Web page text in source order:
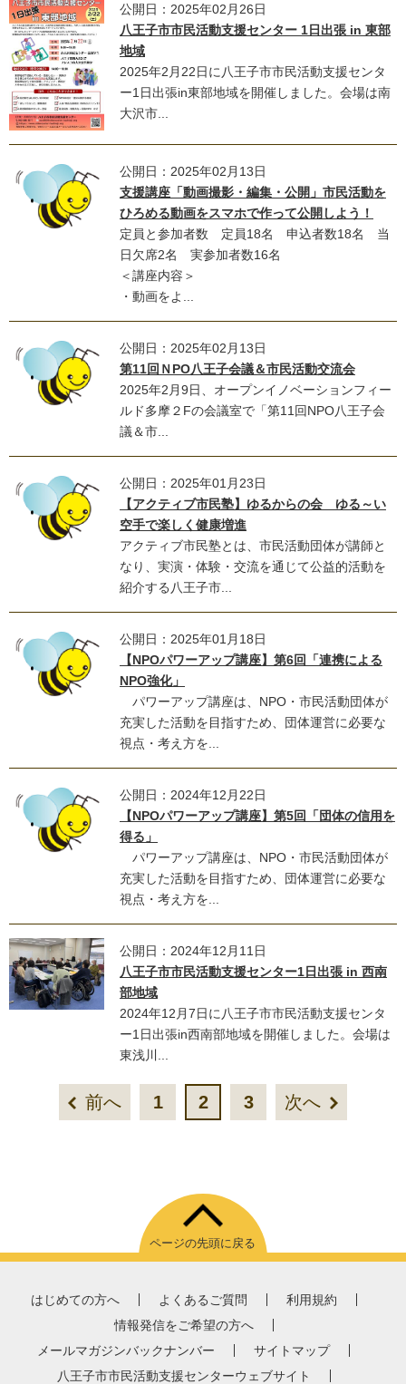
公開日：2025年02月26日
八王子市市民活動支援センター 1日出張 in 東部
地域
2025年2月22日に八王子市市民活動支援センタ
ー1日出張in東部地域を開催しました。会場は南
大沢市...
公開日：2025年02月13日
支援講座「動画撮影・編集・公開」市民活動を
ひろめる動画をスマホで作って公開しよう！
定員と参加者数 定員18名 申込者数18名 当
日欠席2名 実参加者数16名
＜講座内容＞
・動画をよ...
公開日：2025年02月13日
第11回ＮPO八王子会議＆市民活動交流会
2025年2月9日、オープンイノベーションフィー
ルド多摩２Fの会議室で「第11回NPO八王子会
議＆市...
公開日：2025年01月23日
【アクティブ市民塾】ゆるからの会 ゆる～い
空手で楽しく健康増進
アクティブ市民塾とは、市民活動団体が講師と
なり、実演・体験・交流を通じて公益的活動を
紹介する八王子市...
公開日：2025年01月18日
【NPOパワーアップ講座】第6回「連携による
NPO強化」
パワーアップ講座は、NPO・市民活動団体が
充実した活動を目指すため、団体運営に必要な
視点・考え方を...
公開日：2024年12月22日
【NPOパワーアップ講座】第5回「団体の信用を
得る」
パワーアップ講座は、NPO・市民活動団体が
充実した活動を目指すため、団体運営に必要な
視点・考え方を...
公開日：2024年12月11日
八王子市市民活動支援センター1日出張 in 西南
部地域
2024年12月7日に八王子市市民活動支援センタ
ー1日出張in西南部地域を開催しました。会場は
東浅川...
前へ 1 2 3 次へ
ページの先頭に戻る
はじめての方へ よくあるご質問
利用規約
情報発信をご希望の方へ
メールマガジンバックナンバー
サイトマップ
八王子市市民活動支援センターウェブサイト